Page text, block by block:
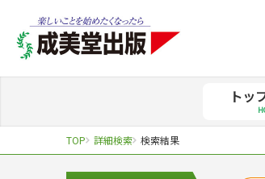
トッ
TOP 詳細検索 検索結果